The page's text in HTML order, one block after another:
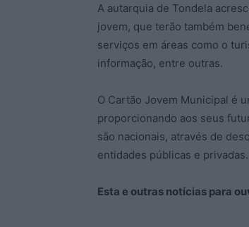
A autarquia de Tondela
jovem, que terão também
serviços em áreas como o
informação, entre outras.
O Cartão Jovem Municipal é
proporcionando aos seus
são nacionais, através de
entidades públicas e privadas.
Esta e outras notícias para